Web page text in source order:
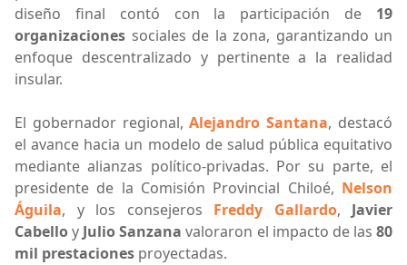
diseño final contó con la participación de 19
organizaciones sociales de la zona, garantizando un
enfoque descentralizado y pertinente a la realidad
insular.
El gobernador regional,Alejandro Santana, destacó
el avance hacia un modelo de salud pública equitativo
mediante alianzas político-privadas. Por su parte, el
presidente de la Comisión Provincial Chiloé, Nelson
Águila, y los consejeros Freddy Gallardo, Javier
Cabelloy Julio Sanzana valoraron el impacto de las80
mil prestaciones proyectadas.